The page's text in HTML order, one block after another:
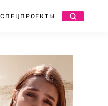
СПЕЦПРОЕКТЫ